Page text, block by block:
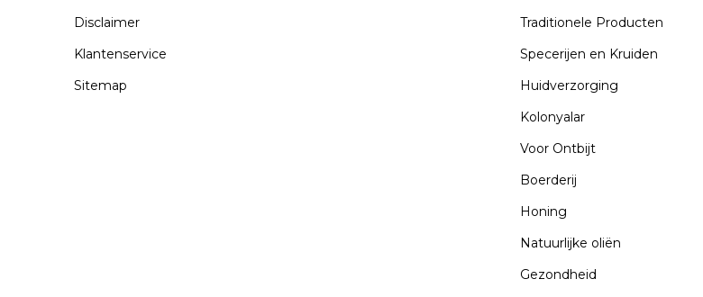
Disclaimer
Klantenservice
Sitemap
Traditionele Producten
Specerijen en Kruiden
Huidverzorging
Kolonyalar
Voor Ontbijt
Boerderij
Honing
Natuurlijke oliën
Gezondheid